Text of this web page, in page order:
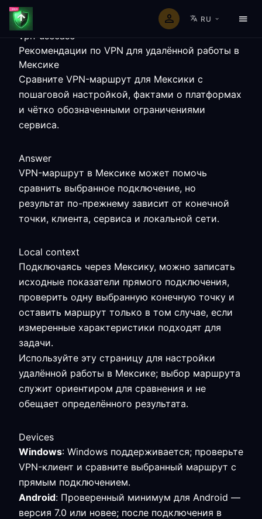
RU
vpn-usecase
Рекомендации по VPN для удалённой работы в
Мексике
Сравните VPN-маршрут для Мексики с
пошаговой настройкой, фактами о платформах
и чётко обозначенными ограничениями
сервиса.
Answer
VPN-маршрут в Мексике может помочь
сравнить выбранное подключение, но
результат по-прежнему зависит от конечной
точки, клиента, сервиса и локальной сети.
Local context
Подключаясь через Мексику, можно записать
исходные показатели прямого подключения,
проверить одну выбранную конечную точку и
оставить маршрут только в том случае, если
измеренные характеристики подходят для
задачи.
Используйте эту страницу для настройки
удалённой работы в Мексике; выбор маршрута
служит ориентиром для сравнения и не
обещает определённого результата.
Devices
Windows: Windows поддерживается; проверьте
VPN-клиент и сравните выбранный маршрут с
прямым подключением.
Android: Проверенный минимум для Android —
версия 7.0 или новее; после подключения в